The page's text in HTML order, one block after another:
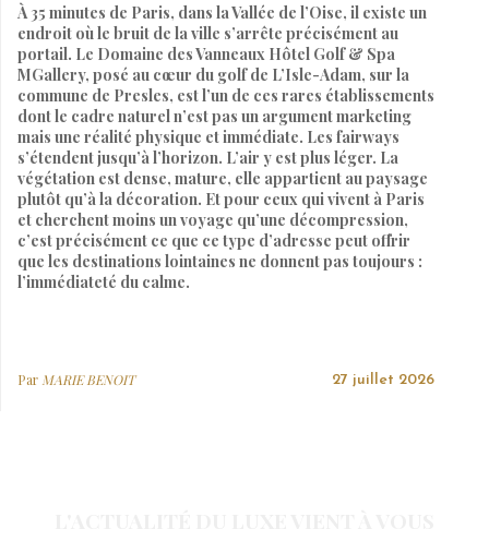
À 35 minutes de Paris, dans la Vallée de l’Oise, il existe un
endroit où le bruit de la ville s’arrête précisément au
portail. Le Domaine des Vanneaux Hôtel Golf & Spa
MGallery, posé au cœur du golf de L’Isle-Adam, sur la
commune de Presles, est l’un de ces rares établissements
dont le cadre naturel n’est pas un argument marketing
mais une réalité physique et immédiate. Les fairways
s’étendent jusqu’à l’horizon. L’air y est plus léger. La
végétation est dense, mature, elle appartient au paysage
plutôt qu’à la décoration. Et pour ceux qui vivent à Paris
et cherchent moins un voyage qu’une décompression,
c’est précisément ce que ce type d’adresse peut offrir
que les destinations lointaines ne donnent pas toujours :
l’immédiateté du calme.
Par MARIE BENOIT 27 juillet 2026